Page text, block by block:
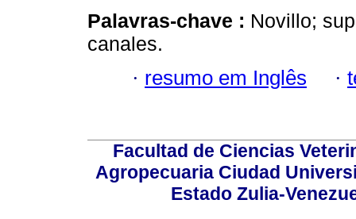
Palavras-chave : Novillo;
canales.
· resumo em Inglês ·
Facultad de Ciencias
Agropecuaria Ciudad
Estado Zulia-